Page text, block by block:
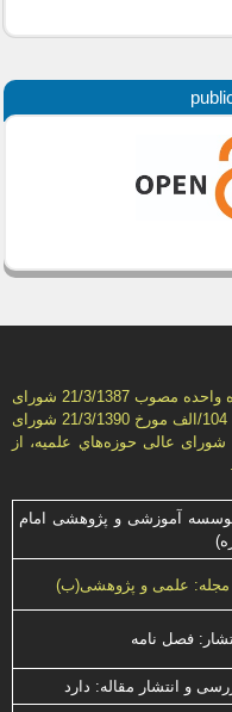
فصل‌نامه «روان‌شناسی و دين» به استناد ماده واحده مصوب 21/3/1387 شورای
عالی انقلاب فرهنگی و بر اساس نامه شماره 104/الف مورخ 21/3/1390 شورای
شورای عالی حوزه‌هاي علميه، از
آموزشی و پژوهشی امام
مجله: علمی و پژوهشی(ب)
فصل نامه
و انتشار مقاله: دارد